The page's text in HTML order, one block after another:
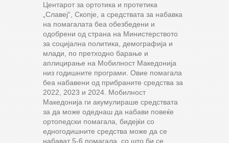
Центарот за ортотика и протетика
„Славеј“, Скопје, а средствата за набавка
на помагалата беа обезбедени и
одобрени од страна на Министерството
за социјална политика, демографија и
млади, по претходно барање и
аплицирање на Мобилност Македонија
низ годишните програми. Овие помагала
беа набавени од прибраните средства за
2022, 2023 и 2024. Мобилност
Македонија ги акумулираше средствата
за да може одеднаш да набави повеќе
ортопедски помагала, бидејќи со
едногодишните средства може да се
набават 5-6 помагала, со што би се